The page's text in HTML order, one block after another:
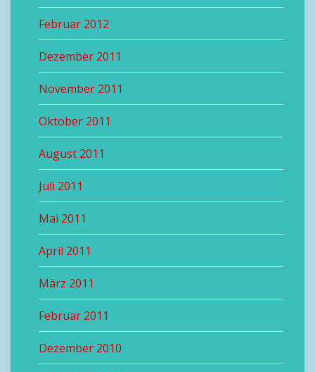
Februar 2012
Dezember 2011
November 2011
Oktober 2011
August 2011
Juli 2011
Mai 2011
April 2011
März 2011
Februar 2011
Dezember 2010